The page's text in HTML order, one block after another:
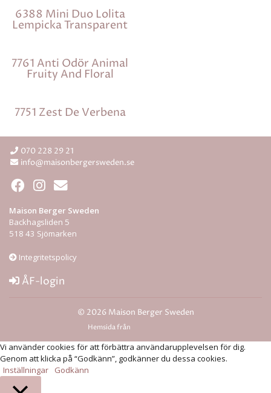
6388 Mini Duo Lolita
Lempicka Transparent
7761 Anti Odör Animal
Fruity And Floral
7751 Zest De Verbena
070 228 29 21
info@maisonbergersweden.se
Maison Berger Sweden
Backhagsliden 5
518 43 Sjömarken
Integritetspolicy
ÅF-login
© 2026 Maison Berger Sweden
Hemsida från
Vi använder cookies för att förbättra användarupplevelsen för dig.
Genom att klicka på “Godkänn”, godkänner du dessa cookies.
Inställningar
Godkänn